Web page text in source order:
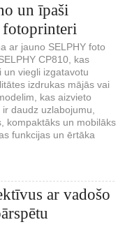
un īpaši
ar jauno SELPHY foto
CP810, kas
un viegli izgatavotu
izdrukas mājās vai
kas aizvieto
daudz uzlabojumu,
kompaktāks un mobilāks
funkcijas un ērtāka
ar vadošo